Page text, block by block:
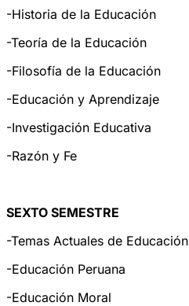
-Historia de la Educación
-Teoría de la Educación
-Filosofía de la Educación
-Educación y Aprendizaje
-Investigación Educativa
-Razón y Fe
SEXTO SEMESTRE
-Temas Actuales de Educación
-Educación Peruana
-Educación Moral